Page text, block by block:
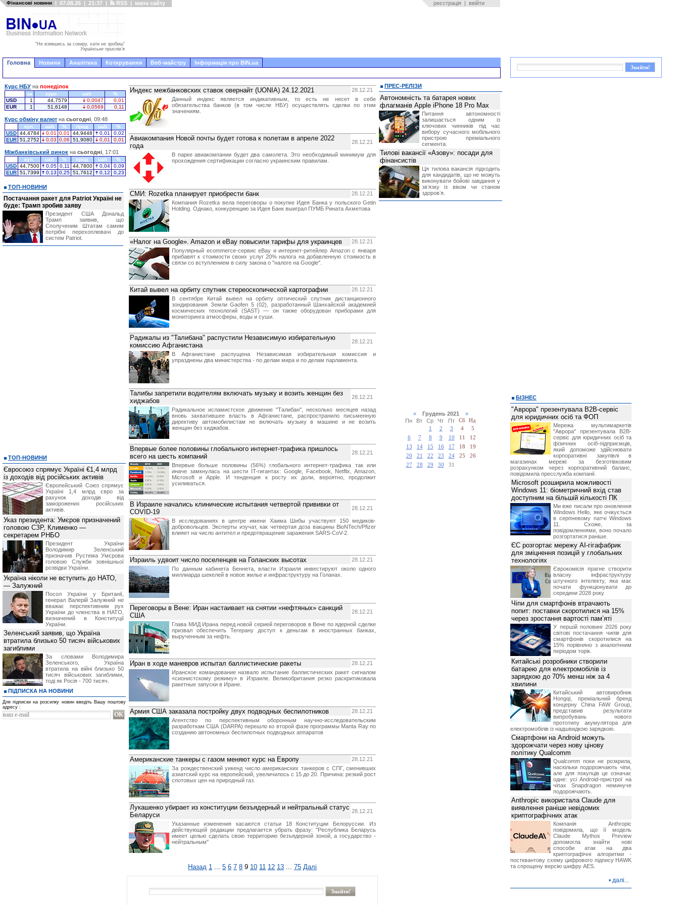
Фінансові новини | 07.08.26 | 21:37 | RSS | мапа сайту реєстрація | ввійти
"Не взявшись за сокиру, хати не зробиш"
Українське прислів'я
Головна Новини Аналітика Котирування Веб-майстру Інформація про BIN.ua
Индекс межбанковских ставок овернайт (UONIA) 24.12.2021
28.12.21
Данный индекс является индикативным, то есть не несет в себе
обязательства банков (в том числе НБУ) осуществлять сделки по этим
значениям.
Авиакомпания Новой почты будет готова к полетам в апреле 2022
года
28.12.21
В парке авиакомпании будет два самолета. Это необходимый минимум для
прохождения сертификации согласно украинским правилам.
СМИ: Rozetka планирует приобрести банк
28.12.21
Компания Rozetka вела переговоры о покупке Идея Банка у польского Getin
Holding. Однако, конкуренцию за Идея Банк выиграл ПУМБ Рината Ахметова
«Налог на Google». Amazon и eBay повысили тарифы для украинцев
28.12.21
Популярный ecommerce-сервис eBay и интернет-ритейлер Amazon с января
прибавят к стоимости своих услуг 20% налога на добавленную стоимость в
связи со вступлением в силу закона о "налоге на Google".
Китай вывел на орбиту спутник стереоскопической картографии
28.12.21
В сентябре Китай вывел на орбиту оптический спутник дистанционного
зондирования Земли Gaofen 5 (02), разработанный Шанхайской академией
космических технологий (SAST) — он также оборудован приборами для
мониторинга атмосферы, воды и суши.
Радикалы из "Талибана" распустили Независимую избирательную
комиссию Афганистана
28.12.21
В Афганистане распущена Независимая избирательная комиссия и
упразднены два министерства - по делам мира и по делам парламента.
Талибы запретили водителям включать музыку и возить женщин без
хиджабов
28.12.21
Радикальное исламистское движение "Талибан", несколько месяцев назад
вновь захватившее власть в Афганистане, распространило письменную
директиву автомобилистам не включать музыку в машине и не возить
женщин без хиджабов.
Впервые более половины глобального интернет-трафика пришлось
всего на шесть компаний
28.12.21
Впервые больше половины (56%) глобального интернет-трафика так или
иначе замкнулась на шести IT-гигантах: Google, Facebook, Netflix, Amazon,
Microsoft и Apple. И тенденция к росту их доли, вероятно, продолжит
усиливаться.
В Израиле начались клинические испытания четвертой прививки от
COVID-19
28.12.21
В исследованиях в центре имени Хаима Шибы участвуют 150 медиков-
добровольцев. Эксперты изучат, как четвертая доза вакцины BioNTech/Pfizer
влияет на число антител и предотвращение заражения SARS-CoV-2.
Израиль удвоит число поселенцев на Голанских высотах
28.12.21
По данным кабинета Беннета, власти Израиля инвестируют около одного
миллиарда шекелей в новое жилье и инфраструктуру на Голанах.
Переговоры в Вене: Иран настаивает на снятии «нефтяных» санкций
США
28.12.21
Глава МИД Ирана перед новой серией переговоров в Вене по ядерной сделке
призвал обеспечить Тегерану доступ к деньгам в иностранных банках,
вырученным за нефть.
Иран в ходе маневров испытал баллистические ракеты
28.12.21
Иранское командование назвало испытание баллистических ракет сигналом
«сионистскому режиму» в Израиле. Великобритания резко раскритиковала
ракетные запуски в Иране.
Армия США заказала постройку двух подводных беспилотников
28.12.21
Агентство по перспективным оборонным научно-исследовательским
разработкам США (DARPA) перешло ко второй фазе программы Manta Ray по
созданию автономных беспилотных подводных аппаратов
Американские танкеры с газом меняют курс на Европу
28.12.21
За рождественский уикенд число американских танкеров с СПГ, сменивших
азиатский курс на европейский, увеличилось с 15 до 20. Причина: резкий рост
спотовых цен на природный газ.
Лукашенко убирает из конституции безъядерный и нейтральный статус
Беларуси
28.12.21
Указанные изменения касаются статьи 18 Конституции Белоруссии. Из
действующей редакции предлагается убрать фразу: "Республика Беларусь
имеет целью сделать свою территорию безъядерной зоной, а государство -
нейтральным"
Назад 1 ... 5 6 7 8 9 10 11 12 13 ... 75 Далі
Курс НБУ на понеділок
за курс uah
%
USD
1 44,7579 0,0047
0,01
EUR
1 51,6148 0,0569 0,11
Курс обміну валют на сьогодні , 09:48
куп. uah % прод. uah
%
USD 44,4784 0,01 0,01 44,9448 0,01
0,02
EUR 51,2752 0,03 0,06 51,9080 0,01 0,01
Міжбанківський ринок на сьогодні , 17:01
куп. uah % прод. uah
%
USD 44,7500 0,05 0,11 44,7800 0,04
0,09
EUR 51,7399 0,13 0,25 51,7612 0,12 0,23
ТОП-НОВИНИ
Постачання ракет для Patriot Україні не
буде: Трамп зробив заяву
Президент США Дональд
Трамп заявив, що
Сполученим Штатам самим
потрібні перехоплювачі до
систем Patriot.
ТОП-НОВИНИ
Євросоюз спрямує Україні €1,4 млрд
із доходів від російських активів
Європейський Союз спрямує
Україні 1,4 млрд євро за
рахунок доходів від
заморожених російських
активів.
Указ президента: Умєров призначений
головою СЗР, Клименко —
секретарем РНБО
Президент України
Володимир Зеленський
призначив Pустема Умєрова
головою Служби зовнішньої
розвідки України.
Україна ніколи не вступить до НАТО,
— Залужний
Посол України у Британії,
генерал Валерій Залужний не
вважає перспективним рух
України до членства в НАТО,
визначений в Конституції
України.
Зеленський заявив, що Україна
втратила близько 50 тисяч військових
загиблими
За словами Володимира
Зеленського, Україна
втратила на війні близько 50
тисяч військових загиблими,
тоді як Росія - 700 тисяч.
ПІДПИСКА НА НОВИНИ
Для підписки на розсилку новин введіть Вашу поштову
адресу :
ПРЕС-РЕЛІЗИ
Автономність та батарея нових
флагманів Apple iPhone 18 Pro Max
Питання автономності
залишається одним із
ключових чинників під час
вибору сучасного мобільного
пристрою преміального
сегмента.
Тилові вакансії «Азову»: посади для
фінансистів
Ця тилова вакансія підходить
для кандидатів, що не можуть
виконувати бойові завдання у
звʼязку із віком чи станом
здоровʼя.
«Грудень 2021 »
Пн
Вт Ср Чт Пт Сб
Нд
1
2 3 4
5
6
7 8 9 10 11
12
13
14 15 16 17 18
19
20
21 22 23 24 25
26
27
28 29 30 31
БІЗНЕС
"Аврора" презентувала B2B-сервіс
для юридичних осіб та ФОП
Мережа мультимаркетів
"Аврора" презентувала B2B-
сервіс для юридичних осіб та
фізичних осіб-підприємців,
який допоможе здійснювати
корпоративні закупівлі в
магазинах мережі за безготівковим
розрахунком через корпоративний баланс,
повідомила пресслужба компанії.
Microsoft розширила можливості
Windows 11: біометричний вхід став
доступним на більшій кількості ПК
Ми вже писали про оновлення
Windows Hello, яке очікується
в серпневому патчі Windows
11. Схоже, за
повідомленнями, воно почало
розгортатися раніше.
ЄС розгортає мережу AI-гігафабрик
для зміцнення позицій у глобальних
технологіях
Єврокомісія прагне створити
власну інфраструктуру
штучного інтелекту, яка має
почати функціонувати до
середини 2028 року
Чіпи для смартфонів втрачають
попит: поставки скоротилися на 15%
через зростання вартості пам’яті
У першій половині 2026 року
світові постачання чипів для
смартфонів скоротилися на
15% порівняно з аналогічним
періодом торік.
Китайські розробники створили
батарею для електромобілів із
зарядкою до 70% менш ніж за 4
хвилини
Китайський автовиробник
Hongqi, преміальний бренд
концерну China FAW Group,
представив результати
випробувань нового
прототипу акумулятора для
електромобілів із надшвидкою зарядкою.
Смартфони на Android можуть
здорожчати через нову цінову
політику Qualcomm
Qualcomm поки не розкрила,
наскільки подорожчають чіпи,
але для покупців це означає
одне: усі Android-пристрої на
чіпах Snapdragon неминуче
подорожчають.
Anthropic використала Claude для
виявлення раніше невідомих
криптографічних атак
Компанія Anthropic
повідомила, що її модель
Claude Mythos Preview
допомогла знайти нові
способи атак на два
криптографічні алгоритми -
постквантову схему цифрового підпису HAWK
та спрощену версію шифру AES.
• далі...